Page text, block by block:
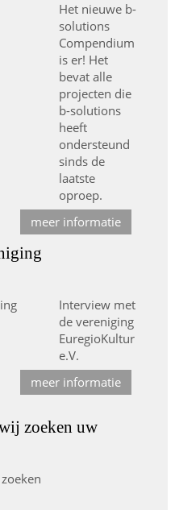
Het nieuwe b-
solutions
Compendium
is er! Het
bevat alle
projecten die
b-solutions
heeft
ondersteund
sinds de
laatste
oproep.
meer informatie
Interview met
de vereniging
EuregioKultur
e.V.
meer informatie
zoeken uw